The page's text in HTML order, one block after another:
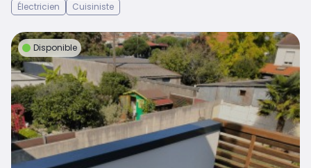
Électricien
Cuisiniste
Disponible